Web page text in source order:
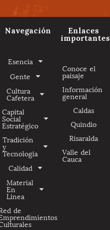
Navegación
Esencia
Gente
Cultura
Cafetera
Capital
Social
Estratégico
Tradición
y
Tecnologia
Calidad
Material
En
Linea
de
Enlaces
importantes
Conoce el
paisaje
Información
general
Caldas
Quindio
Risaralda
Valle del
Cauca